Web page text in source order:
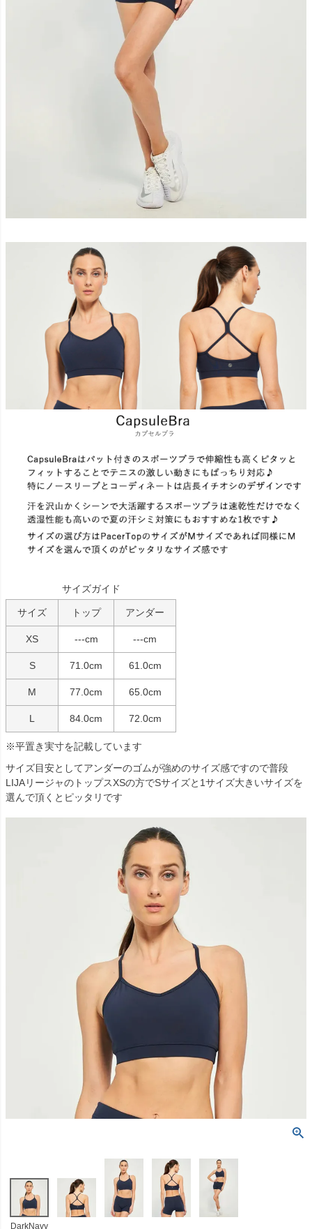
サイズガイド
サイズ トップ アンダー
XS ---cm ---cm
S 71.0cm 61.0cm
M 77.0cm 65.0cm
L 84.0cm 72.0cm
※平置き実寸を記載しています
サイズ目安としてアンダーのゴムが強めのサイズ感ですので普段
LIJAリージャのトップスXSの方でSサイズと1サイズ大きいサイズを
選んで頂くとピッタリです
DarkNavy